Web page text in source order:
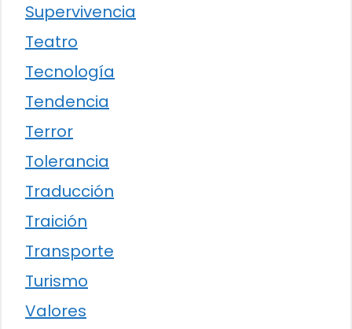
Supervivencia
Teatro
Tecnología
Tendencia
Terror
Tolerancia
Traducción
Traición
Transporte
Turismo
Valores